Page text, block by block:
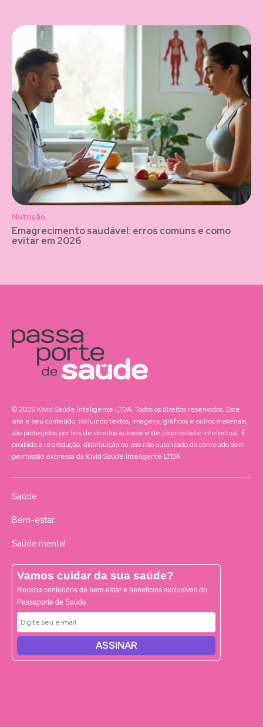
Nutrição
Emagrecimento saudável: erros comuns e como
evitar em 2026
© 2025 Kivid Saúde Inteligente LTDA. Todos os direitos reservados. Este
site e seu conteúdo, incluindo textos, imagens, gráficos e outros materiais,
são protegidos por leis de direitos autorais e de propriedade intelectual. É
proibida a reprodução, distribuição ou uso não autorizado do conteúdo sem
permissão expressa da Kivid Saúde Inteligente LTDA.
Saúde
Bem-estar
Saúde mental
Vamos cuidar da sua saúde?
Receba conteúdos de bem-estar e benefícios exclusivos do
Passaporte de Saúde.
ASSINAR